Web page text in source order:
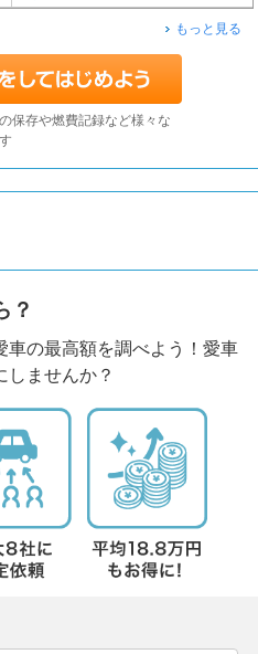
もっと見る
保存や燃費記録など様々な
？
車の最高額を調べよう！愛車
しませんか？